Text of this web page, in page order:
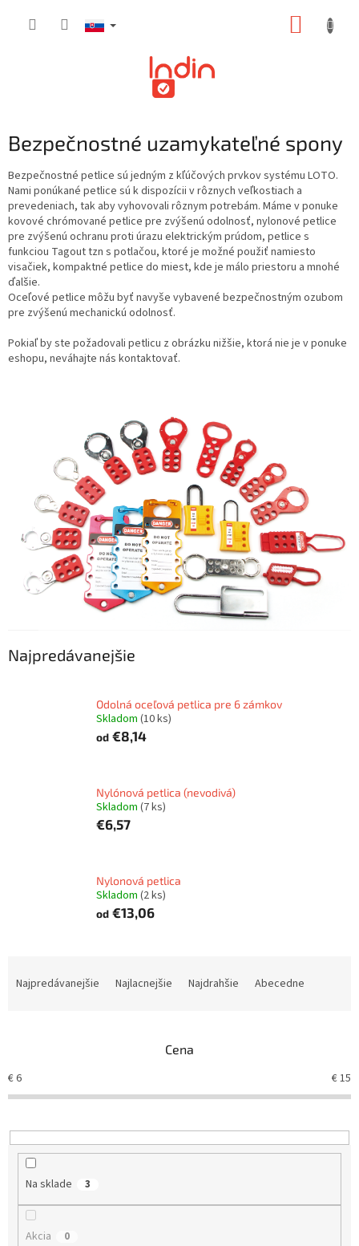
Bezpečnostné uzamykateľné spony
Bezpečnostné petlice sú jedným z kľúčových prvkov systému LOTO.
Nami ponúkané petlice sú k dispozícii v rôznych veľkostiach a
prevedeniach, tak aby vyhovovali rôznym potrebám. Máme v ponuke
kovové chrómované petlice pre zvýšenú odolnosť, nylonové petlice
pre zvýšenú ochranu proti úrazu elektrickým prúdom, petlice s
funkciou Tagout tzn s potlačou, ktoré je možné použiť namiesto
visačiek, kompaktné petlice do miest, kde je málo priestoru a mnohé
ďalšie.
Oceľové petlice môžu byť navyše vybavené bezpečnostným ozubom
pre zvýšenú mechanickú odolnosť.
Pokiaľ by ste požadovali petlicu z obrázku nižšie, ktorá nie je v ponuke
eshopu, neváhajte nás kontaktovať.
Najpredávanejšie
Odolná oceľová petlica pre 6 zámkov
Skladom (10 ks)
od €8,14
Nylónová petlica (nevodivá)
Skladom (7 ks)
€6,57
Nylonová petlica
Skladom (2 ks)
od €13,06
e
d
Najpredávanejšie Najlacnejšie Najdrahšie Abecedne
Cena
€6 €15
Na sklade 3
Akcia 0